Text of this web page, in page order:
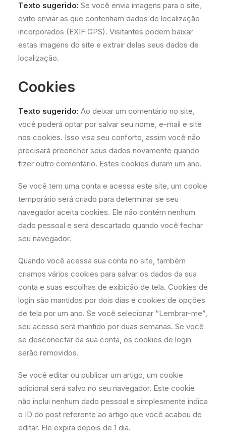
Texto sugerido: Se você envia imagens para o site,
evite enviar as que contenham dados de localização
incorporados (EXIF GPS). Visitantes podem baixar
estas imagens do site e extrair delas seus dados de
localização.
Cookies
Texto sugerido: Ao deixar um comentário no site,
você poderá optar por salvar seu nome, e-mail e site
nos cookies. Isso visa seu conforto, assim você não
precisará preencher seus dados novamente quando
fizer outro comentário. Estes cookies duram um ano.
Se você tem uma conta e acessa este site, um cookie
temporário será criado para determinar se seu
navegador aceita cookies. Ele não contém nenhum
dado pessoal e será descartado quando você fechar
seu navegador.
Quando você acessa sua conta no site, também
criamos vários cookies para salvar os dados da sua
conta e suas escolhas de exibição de tela. Cookies de
login são mantidos por dois dias e cookies de opções
de tela por um ano. Se você selecionar “Lembrar-me”,
seu acesso será mantido por duas semanas. Se você
se desconectar da sua conta, os cookies de login
serão removidos.
Se você editar ou publicar um artigo, um cookie
adicional será salvo no seu navegador. Este cookie
não inclui nenhum dado pessoal e simplesmente indica
o ID do post referente ao artigo que você acabou de
editar. Ele expira depois de 1 dia.